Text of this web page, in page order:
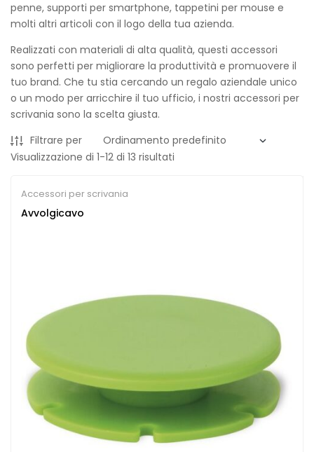
penne, supporti per smartphone, tappetini per mouse e
molti altri articoli con il logo della tua azienda.
Realizzati con materiali di alta qualità, questi accessori
sono perfetti per migliorare la produttività e promuovere il
tuo brand. Che tu stia cercando un regalo aziendale unico
o un modo per arricchire il tuo ufficio, i nostri accessori per
scrivania sono la scelta giusta.
Filtrare per
Visualizzazione di 1-12 di 13 risultati
Accessori per scrivania
Avvolgicavo